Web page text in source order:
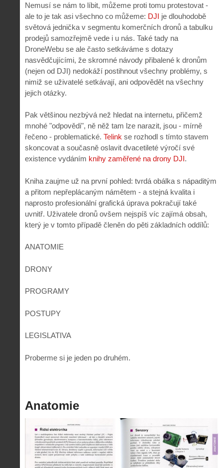
Nemusí se nám to líbit, můžeme proti tomu protestovat -
ale to je tak asi všechno co můžeme: DJI je dlouhodobě
světová jednička v segmentu komerčních dronů a tabulku
prodejů samozřejmě vede i u nás. Také tady na
DroneWebu se ale často setkáváme s dotazy
nasvědčujícími, že skromné návody přibalené k dronům
(nejen od DJI) nedokáží postihnout všechny problémy, s
nimiž se uživatelé setkávají, ani odpovědět na všechny
jejich otázky.
Pak většinou nezbývá než hledat na internetu, přičemž
mnohé "odpovědi", ně něž tam lze narazit, jsou - mírně
řečeno - problematické. Telink se rozhodl s tímto stavem
skoncovat a současně oslavit dvacetileté výročí své
existence vydáním knihy zaměřené na drony DJI.
Kniha zaujme už na první pohled: tvrdá obálka s nápaditým
a přitom nepřeplácaným námětem - a stejná kvalita i
naprosto profesionální grafická úprava pokračují také
uvnitř. Uživatele dronů ovšem nejspíš víc zajímá obsah,
který je v tomto případě členěn do pěti základních oddílů:
ANATOMIE
DRONY
PROGRAMY
POSTUPY
LEGISLATIVA
Proberme si je jeden po druhém.
Anatomie